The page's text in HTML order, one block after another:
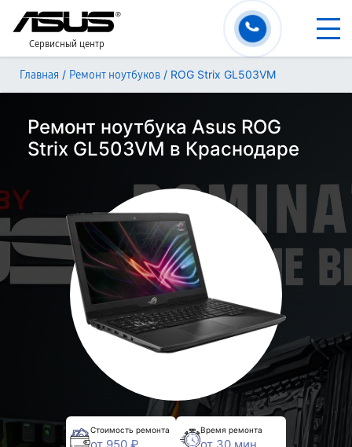
Сервисный центр
Главная / Ремонт ноутбуков / ROG Strix GL503VM
Ремонт ноутбука Asus ROG
Strix GL503VM в Краснодаре
Стоимость ремонта
от 950 ₽
Время ремонта
от 30 мин